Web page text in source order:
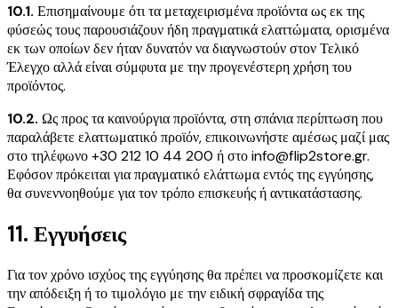
10.1. Επισημαίνουμε ότι τα μεταχειρισμένα προϊόντα ως εκ της
φύσεώς τους παρουσιάζουν ήδη πραγματικά ελαττώματα, ορισμένα
εκ των οποίων δεν ήταν δυνατόν να διαγνωστούν στον Τελικό
Έλεγχο αλλά είναι σύμφυτα με την προγενέστερη χρήση του
προϊόντος.
10.2. Ως προς τα καινούργια προϊόντα, στη σπάνια περίπτωση που
παραλάβετε ελαττωματικό προϊόν, επικοινωνήστε αμέσως μαζί μας
στο τηλέφωνο +30 212 10 44 200 ή στο info@flip2store.gr.
Εφόσον πρόκειται για πραγματικό ελάττωμα εντός της εγγύησης,
θα συνεννοηθούμε για τον τρόπο επισκευής ή αντικατάστασης.
11. Εγγυήσεις
Για τον χρόνο ισχύος της εγγύησης θα πρέπει να προσκομίζετε και
την απόδειξη ή το τιμολόγιο με την ειδική σφραγίδα της